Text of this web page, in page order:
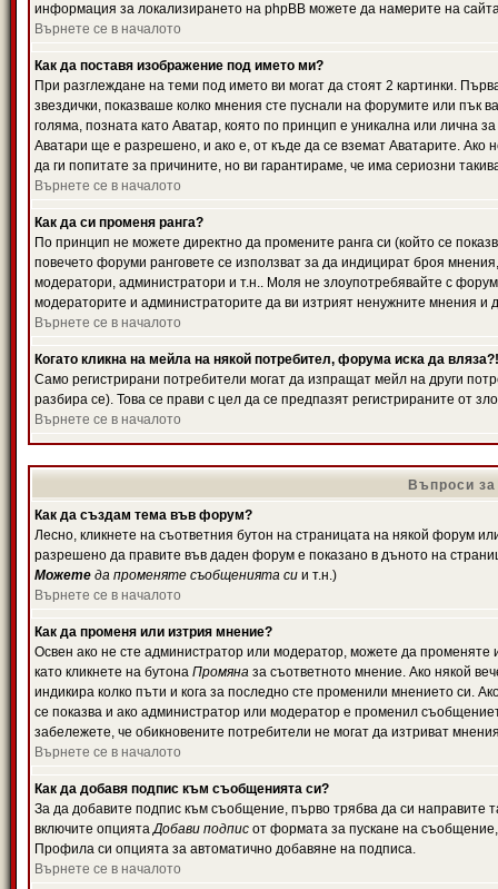
информация за локализирането на phpBB можете да намерите на
Върнете се в началото
Как да поставя изображение под името ми?
При разглеждане на теми под името ви могат да стоят 2 картинки.
звездички, показваше колко мнения сте пуснали на форумите или пък
голяма, позната като Аватар, която по принцип е уникална или лична
Аватари ще е разрешено, и ако е, от къде да се вземат Аватарите.
да ги попитате за причините, но ви гарантираме, че има сериозни
Върнете се в началото
Как да си променя ранга?
По принцип не можете директно да промените ранга си (който се
повечето форуми ранговете се използват за да индицират броя
модератори, администратори и т.н.. Моля не злоупотребявайте с
модераторите и администраторите да ви изтрият ненужните мнения и
Върнете се в началото
Когато кликна на мейла на някой потребител, форума иска да вляза?!
Само регистрирани потребители могат да изпращат мейл на други
разбира се). Това се прави с цел да се предпазят регистрираните от
Върнете се в началото
Въпроси
Как да създам тема във форум?
Лесно, кликнете на съответния бутон на страницата на някой форум
разрешено да правите във даден форум е показано в дъното на
Можете да променяте съобщенията си и т.н.)
Върнете се в началото
Как да променя или изтрия мнение?
Освен ако не сте администратор или модератор, можете да
като кликнете на бутона Промяна за съответното мнение. Ако някой
индикира колко пъти и кога за последно сте променили мнението си.
се показва и ако администратор или модератор е променил
забележете, че обикновените потребители не могат да изтриват
Върнете се в началото
Как да добавя подпис към съобщенията си?
За да добавите подпис към съобщение, първо трябва да си
включите опциятаДобави подпис от формата за пускане на
Профила си опцията за автоматично добавяне на подписа.
Върнете се в началото